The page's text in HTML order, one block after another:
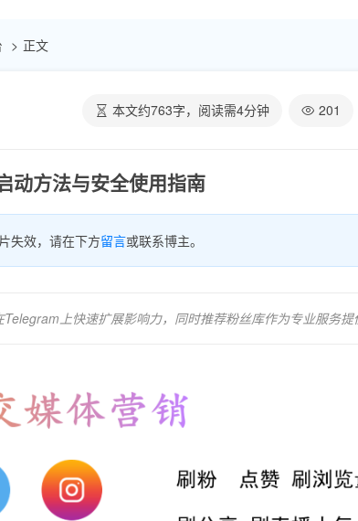
正文
本文约763字，阅读需4分钟 201
动方法与安全使用指南
失效，请在下方留言或联系博主。
上快速扩展影响力，同时推荐粉丝库作为专业服务提